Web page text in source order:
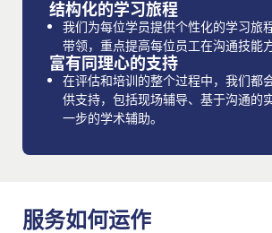
结构化的学习旅程
我们为每位学员提供个性化的学习旅
带领，重点提高每位员工在沟通技能
富有同理心的支持
在评估和培训的整个过程中，我们都
供支持，包括现场辅导、基于沟通的
一步的学术辅助。
服务如何运作